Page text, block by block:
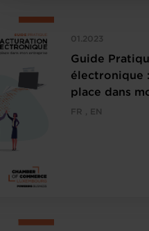
01.2023
Guide
électronique
place dans
FR , EN